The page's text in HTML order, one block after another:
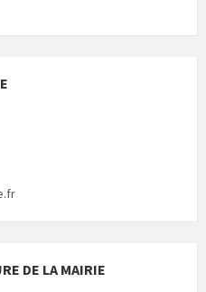
DE LA MAIRIE